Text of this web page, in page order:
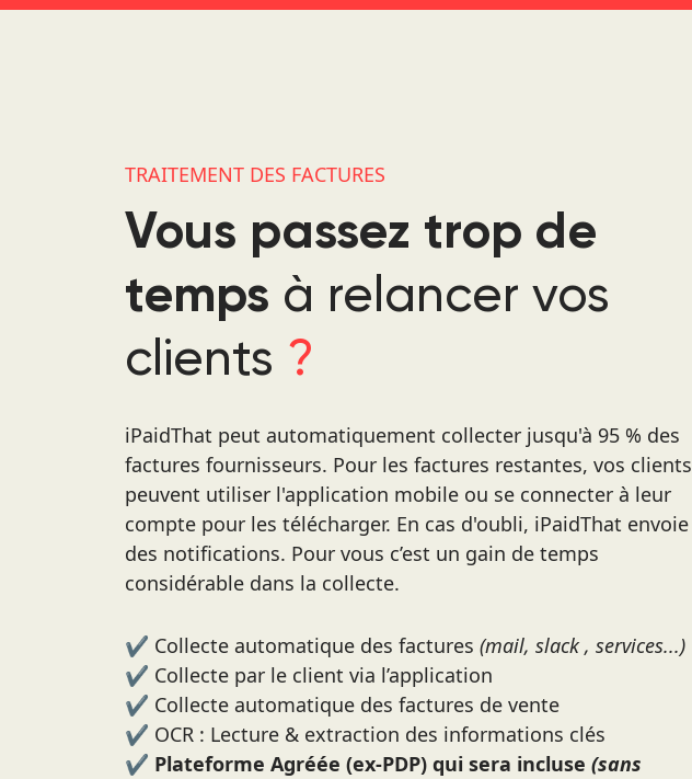
TRAITEMENT DES FACTURES
Vous passez trop de
temps à relancer vos
clients ?
iPaidThat peut automatiquement collecter jusqu'à 95 % des
factures fournisseurs. Pour les factures restantes, vos clients
peuvent utiliser l'application mobile ou se connecter à leur
compte pour les télécharger. En cas d'oubli, iPaidThat envoie
des notifications. Pour vous c’est un gain de temps
considérable dans la collecte.
✔️ Collecte automatique des factures (mail, slack , services...)
✔️ Collecte par le client via l’application
✔️ Collecte automatique des factures de vente
✔️ OCR : Lecture & extraction des informations clés
✔️ Plateforme Agréée (ex-PDP) qui sera incluse (sans